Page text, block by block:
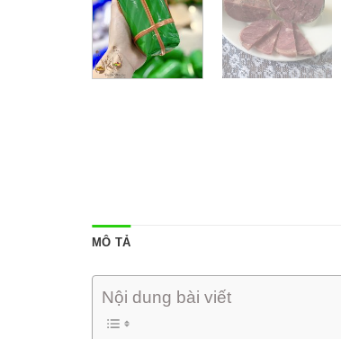
MÔ TẢ
Nội dung bài viết